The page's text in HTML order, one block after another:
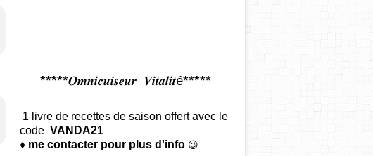
*****𝑶𝒎𝒏𝒊𝒄𝒖𝒊𝒔𝒆𝒖𝒓 𝑽𝒊𝒕𝒂𝒍𝒊𝒕é*****
1 livre de recettes de saison offertavec le
code VANDA21
♦ me contacter pour plus d'info 😉